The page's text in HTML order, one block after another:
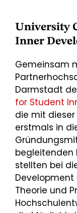
University
Inner
Gemeinsam
Darmstadt
for Student
die mit
erstmals in
begleitenden
stellten bei
Development
Theorie und